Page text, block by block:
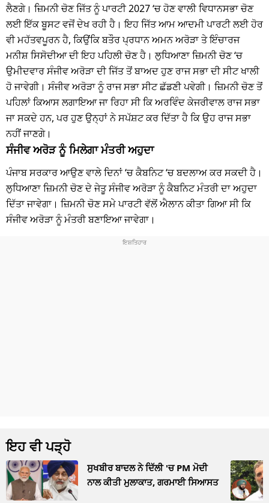
ਲੈਣਗੇ। ਜ਼ਿਮਨੀ ਚੋਣ ਜਿੱਤ ਨੂੰ ਪਾਰਟੀ 2027 ‘ਚ ਹੋਣ ਵਾਲੀ ਵਿਧਾਨਸਭਾ ਚੋਣ
ਲਈ ਇੱਕ ਬੂਸਟ ਵਜੋਂ ਦੇਖ ਰਹੀ ਹੈ। ਇਹ ਜਿੱਤ ਆਮ ਆਦਮੀ ਪਾਰਟੀ ਲਈ ਹੋਰ
ਵੀ ਮਹੱਤਵਪੂਰਨ ਹੈ, ਕਿਉਂਕਿ ਬਤੌਰ ਪ੍ਰਧਾਨ ਅਮਨ ਅਰੋੜਾ ਤੇ ਇੰਚਾਰਜ
ਮਨੀਸ਼ ਸਿਸੋਦੀਆ ਦੀ ਇਹ ਪਹਿਲੀ ਚੋਣ ਹੈ। ਲੁਧਿਆਣਾ ਜ਼ਿਮਨੀ ਚੋਣ ‘ਚ
ਉਮੀਦਵਾਰ ਸੰਜੀਵ ਅਰੋੜਾ ਦੀ ਜਿੱਤ ਤੋਂ ਬਾਅਦ ਹੁਣ ਰਾਜ ਸਭਾ ਦੀ ਸੀਟ ਖਾਲੀ
ਹੋ ਜਾਵੇਗੀ। ਸੰਜੀਵ ਅਰੋੜਾ ਨੂੰ ਰਾਜ ਸਭਾ ਸੀਟ ਛੱਡਣੀ ਪਵੇਗੀ। ਜ਼ਿਮਨੀ ਚੋਣ ਤੋਂ
ਪਹਿਲਾਂ ਕਿਆਸ ਲਗਾਇਆ ਜਾ ਰਿਹਾ ਸੀ ਕਿ ਅਰਵਿੰਦ ਕੇਜਰੀਵਾਲ ਰਾਜ ਸਭਾ
ਜਾ ਸਕਦੇ ਹਨ, ਪਰ ਹੁਣ ਉਨ੍ਹਾਂ ਨੇ ਸਪੱਸ਼ਟ ਕਰ ਦਿੱਤਾ ਹੈ ਕਿ ਉਹ ਰਾਜ ਸਭਾ
ਨਹੀਂ ਜਾਣਗੇ।
ਸੰਜੀਵ ਅਰੋੜ ਨੂੰ ਮਿਲੇਗਾ ਮੰਤਰੀ ਅਹੁਦਾ
ਪੰਜਾਬ ਸਰਕਾਰ ਆਉਣ ਵਾਲੇ ਦਿਨਾਂ ‘ਚ ਕੈਬਨਿਟ ‘ਚ ਬਦਲਾਅ ਕਰ ਸਕਦੀ ਹੈ।
ਲੁਧਿਆਣਾ ਜ਼ਿਮਨੀ ਚੋਣ ਦੇ ਜੇਤੂ ਸੰਜੀਵ ਅਰੋੜਾ ਨੂੰ ਕੈਬਨਿਟ ਮੰਤਰੀ ਦਾ ਅਹੁਦਾ
ਦਿੱਤਾ ਜਾਵੇਗਾ। ਜ਼ਿਮਨੀ ਚੋਣ ਸਮੇ ਪਾਰਟੀ ਵੱਲੋਂ ਐਲਾਨ ਕੀਤਾ ਗਿਆ ਸੀ ਕਿ
ਸੰਜੀਵ ਅਰੋੜਾ ਨੂੰ ਮੰਤਰੀ ਬਣਾਇਆ ਜਾਵੇਗਾ।
ਇਹ ਵੀ ਪੜ੍ਹੋ
ਸੁਖਬੀਰ ਬਾਦਲ ਨੇ ਦਿੱਲੀ 'ਚ PM ਮੋਦੀ
ਨਾਲ ਕੀਤੀ ਮੁਲਾਕਾਤ, ਗਰਮਾਈ ਸਿਆਸਤ